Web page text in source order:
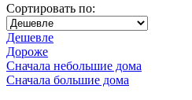
Сортировать по:
Дешевле
Дороже
Сначала небольшие дома
Сначала большие дома